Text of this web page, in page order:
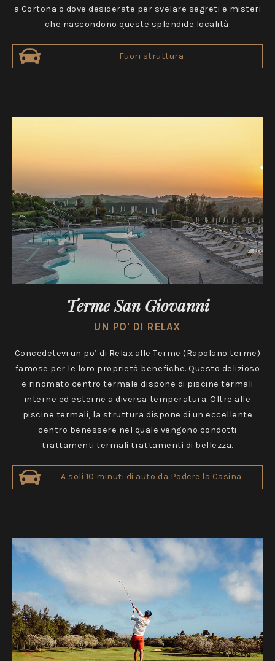
a Cortona o dove desiderate per svelare segreti e misteri
che nascondono queste splendide località.
Fuori struttura
Terme San Giovanni
UN PO' DI RELAX
Concedetevi un po’ di Relax alle Terme (Rapolano terme)
famose per le loro proprietà benefiche. Questo delizioso
e rinomato centro termale dispone di piscine termali
interne ed esterne a diversa temperatura. Oltre alle
piscine termali, la struttura dispone di un eccellente
centro benessere nel quale vengono condotti
trattamenti termali trattamenti di bellezza.
A soli 10 minuti di auto da Podere la Casina